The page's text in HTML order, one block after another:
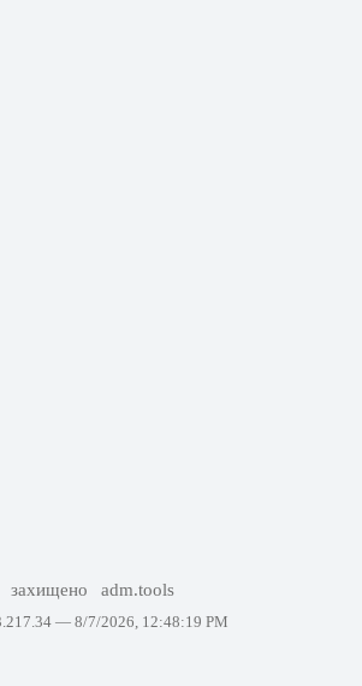
захищено adm.tools
— 8/7/2026, 12:48:19 PM